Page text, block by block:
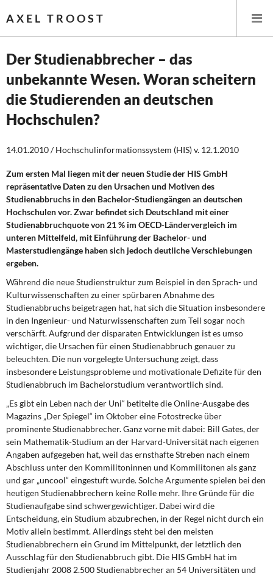
AXEL TROOST
Startseite
Themen
Wirtschaftspolitik
Steuer- und Finanzpolitik
Öffentliche Infrastruktur und Daseinsvorsorge
Eurokrise und Griechenland
DIE LINKE
Weitere Themen
Memo-Gruppe
Institut Solidarische Moderne
Rosa-Luxemburg-Stiftung
Über mich
Kontakt
Der Studienabbrecher – das
unbekannte Wesen. Woran scheitern
die Studierenden an deutschen
Hochschulen?
14.01.2010 / Hochschulinformationssystem (HIS) v. 12.1.2010
Zum ersten Mal liegen mit der neuen Studie der HIS GmbH
repräsentative Daten zu den Ursachen und Motiven des
Studienabbruchs in den Bachelor-Studiengängen an deutschen
Hochschulen vor. Zwar befindet sich Deutschland mit einer
Studienabbruchquote von 21 % im OECD-Ländervergleich im
unteren Mittelfeld, mit Einführung der Bachelor- und
Masterstudiengänge haben sich jedoch deutliche Verschiebungen
ergeben.
Während die neue Studienstruktur zum Beispiel in den Sprach- und
Kulturwissenschaften zu einer spürbaren Abnahme des
Studienabbruchs beigetragen hat, hat sich die Situation insbesondere
in den Ingenieur- und Naturwissenschaften zum Teil sogar noch
verschärft. Aufgrund der disparaten Entwicklungen ist es umso
wichtiger, die Ursachen für einen Studienabbruch genauer zu
beleuchten. Die nun vorgelegte Untersuchung zeigt, dass
insbesondere Leistungsprobleme und motivationale Defizite für den
Studienabbruch im Bachelorstudium verantwortlich sind.
„Es gibt ein Leben nach der Uni“ betitelte die Online-Ausgabe des
Magazins „Der Spiegel“ im Oktober eine Fotostrecke über
prominente Studienabbrecher. Ganz vorne mit dabei: Bill Gates, der
sein Mathematik-Studium an der Harvard-Universität nach eigenen
Angaben aufgegeben hat, weil das ernsthafte Streben nach einem
Abschluss unter den Kommilitoninnen und Kommilitonen als ganz
und gar „uncool“ eingestuft wurde. Solche Argumente spielen bei den
heutigen Studienabbrechern keine Rolle mehr. Ihre Gründe für die
Studienaufgabe sind schwergewichtiger. Dabei wird die
Entscheidung, ein Studium abzubrechen, in der Regel nicht durch ein
Motiv allein bestimmt. Allerdings steht bei den meisten
Studienabbrechern ein Grund im Mittelpunkt, der letztlich den
Ausschlag für den Studienabbruch gibt. Die HIS GmbH hat im
Studienjahr 2008 2.500 Studienabbrecher an 54 Universitäten und